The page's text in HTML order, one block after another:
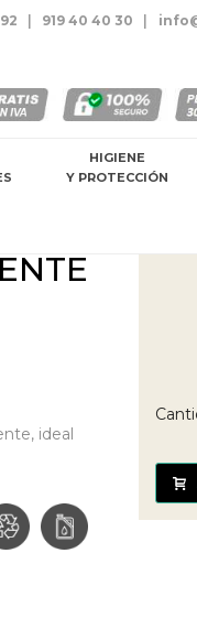
919 40 40 30
HIGIENE
Y PROTECCIÓN
ideal